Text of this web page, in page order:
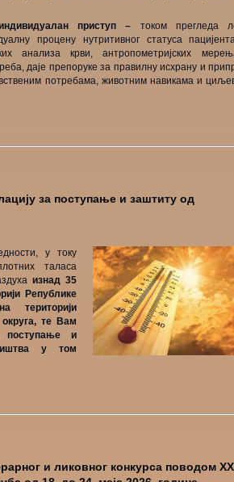
приступ – током прегледа
процену нутритивног статуса
анализа крви, антропометријских
даје препоруке за правилну исхрану и
потребама, животним навикама и
за поступање и заштиту од
у току
таласа
изнад 35
Републике
те Вам
поступање и
у том
и ликовног конкурса поводом